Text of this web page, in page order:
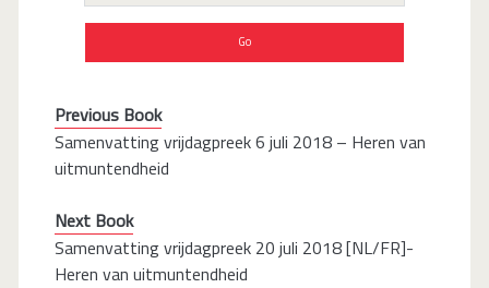
for:
Previous Book
Samenvatting vrijdagpreek 6 juli 2018 – Heren van
uitmuntendheid
Next Book
Samenvatting vrijdagpreek 20 juli 2018 [NL/FR]-
Heren van uitmuntendheid